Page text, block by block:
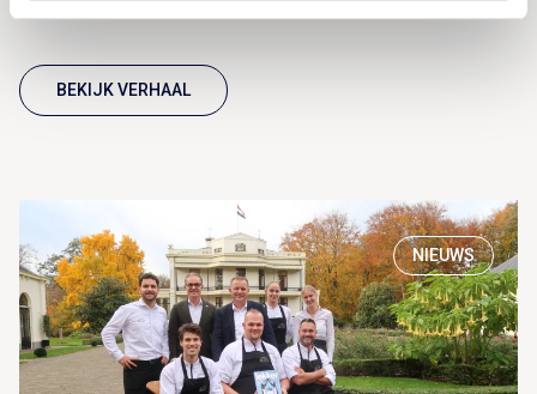
BEKIJK VERHAAL
NIEUWS